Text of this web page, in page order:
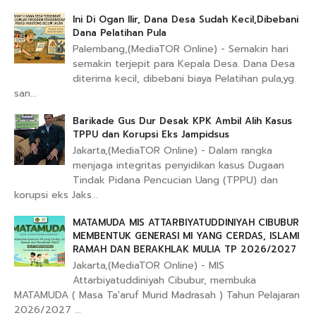
Ini Di Ogan Ilir, Dana Desa Sudah Kecil,Dibebani
Dana Pelatihan Pula
Palembang,(MediaTOR Online) - Semakin hari
semakin terjepit para Kepala Desa. Dana Desa
diterima kecil, dibebani biaya Pelatihan pula,yg
san...
Barikade Gus Dur Desak KPK Ambil Alih Kasus
TPPU dan Korupsi Eks Jampidsus
Jakarta,(MediaTOR Online) - Dalam rangka
menjaga integritas penyidikan kasus Dugaan
Tindak Pidana Pencucian Uang (TPPU) dan
korupsi eks Jaks...
MATAMUDA MIS ATTARBIYATUDDINIYAH CIBUBUR
MEMBENTUK GENERASI MI YANG CERDAS, ISLAMI
RAMAH DAN BERAKHLAK MULIA TP 2026/2027
Jakarta,(MediaTOR Online) - MIS
Attarbiyatuddiniyah Cibubur, membuka
MATAMUDA ( Masa Ta'aruf Murid Madrasah ) Tahun Pelajaran
2026/2027 ...